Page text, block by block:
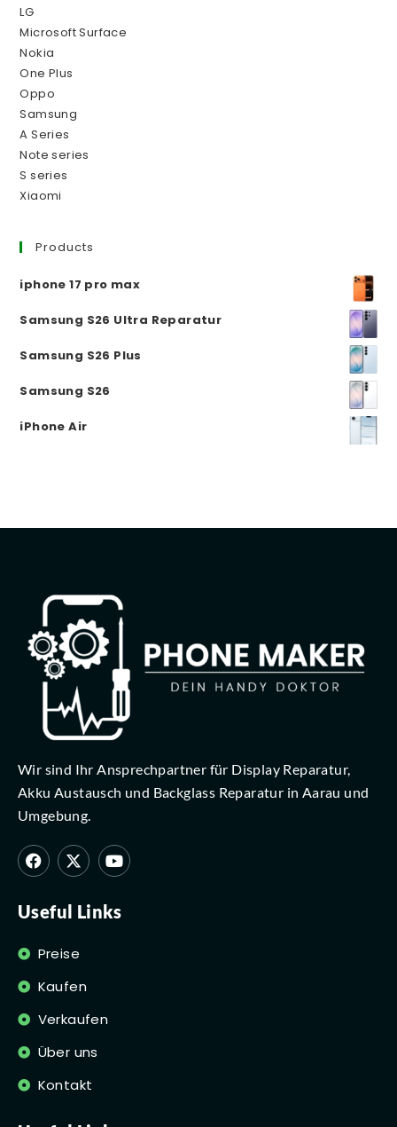
LG
Microsoft Surface
Nokia
One Plus
Oppo
Samsung
A Series
Note series
S series
Xiaomi
Products
iphone 17 pro max
Samsung S26 Ultra Reparatur
Samsung S26 Plus
Samsung S26
iPhone Air
Wir sind Ihr Ansprechpartner für Display Reparatur,
Akku Austausch und Backglass Reparatur in Aarau und
Umgebung.
Useful Links
Preise
Kaufen
Verkaufen
Über uns
Kontakt